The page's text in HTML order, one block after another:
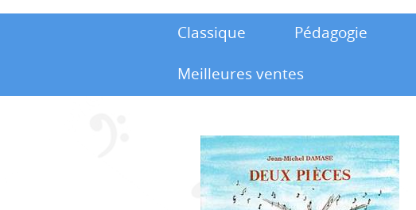
Classique Pédagogie
Meilleures ventes